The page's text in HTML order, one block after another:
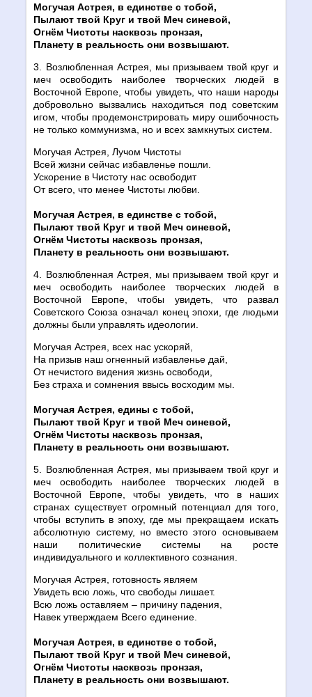
Могучая Астрея, в единстве с тобой,
Пылают твой Круг и твой Меч синевой,
Огнём Чистоты насквозь пронзая,
Планету в реальность они возвышают.
3. Возлюбленная Астрея, мы призываем твой круг и
меч освободить наиболее творческих людей в
Восточной Европе, чтобы увидеть, что наши народы
добровольно вызвались находиться под советским
игом, чтобы продемонстрировать миру ошибочность
не только коммунизма, но и всех замкнутых систем.
Могучая Астрея, Лучом Чистоты
Всей жизни сейчас избавленье пошли.
Ускорение в Чистоту нас освободит
От всего, что менее Чистоты любви.
Могучая Астрея, в единстве с тобой,
Пылают твой Круг и твой Меч синевой,
Огнём Чистоты насквозь пронзая,
Планету в реальность они возвышают.
4. Возлюбленная Астрея, мы призываем твой круг и
меч освободить наиболее творческих людей в
Восточной Европе, чтобы увидеть, что развал
Советского Союза означал конец эпохи, где людьми
должны были управлять идеологии.
Могучая Астрея, всех нас ускоряй,
На призыв наш огненный избавленье дай,
От нечистого видения жизнь освободи,
Без страха и сомнения ввысь восходим мы.
Могучая Астрея, едины с тобой,
Пылают твой Круг и твой Меч синевой,
Огнём Чистоты насквозь пронзая,
Планету в реальность они возвышают.
5. Возлюбленная Астрея, мы призываем твой круг и
меч освободить наиболее творческих людей в
Восточной Европе, чтобы увидеть, что в наших
странах существует огромный потенциал для того,
чтобы вступить в эпоху, где мы прекращаем искать
абсолютную систему, но вместо этого основываем
наши политические системы на росте
индивидуального и коллективного сознания.
Могучая Астрея, готовность являем
Увидеть всю ложь, что свободы лишает.
Всю ложь оставляем – причину падения,
Навек утверждаем Всего единение.
Могучая Астрея, в единстве с тобой,
Пылают твой Круг и твой Меч синевой,
Огнём Чистоты насквозь пронзая,
Планету в реальность они возвышают.